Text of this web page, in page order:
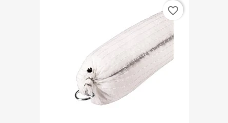
favorite_border